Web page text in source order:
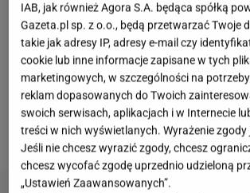
Czy w wigilię można jeść mięso?
sobie to pytanie i wielu z nas też nie
znaleźć rzetelnej odpowiedzi na to
Odpowiedź brzmi: w wigilię
Dlaczego? Związane jest to przede
tradycją.
IAB, jak również Agora S.A. będąca spółką
Gazeta.pl sp. z o.o., będą przetwarzać Twoje
takie jak adresy IP, adresy e-mail czy
cookie lub inne informacje zapisane w tych
marketingowych, w szczególności na
reklam dopasowanych do Twoich
swoich serwisach, aplikacjach i w Internecie
treści w nich wyświetlanych. Wyrażenie
Jeśli nie chcesz wyrazić zgody, chcesz
chcesz wycofać zgodę uprzednio udzieloną
„Ustawień Zaawansowanych”.